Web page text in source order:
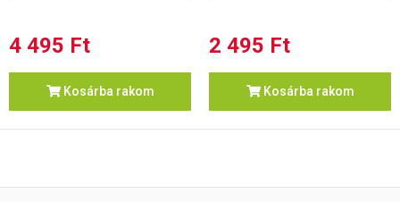
4 495 Ft
Kosárba rakom
2 495 Ft
Kosárba rakom